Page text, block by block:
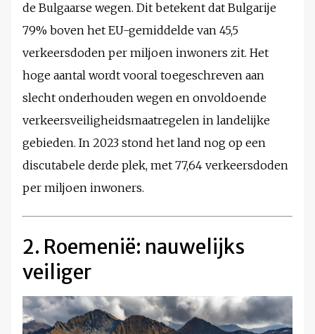
de Bulgaarse wegen. Dit betekent dat Bulgarije
79% boven het EU-gemiddelde van 45,5
verkeersdoden per miljoen inwoners zit. Het
hoge aantal wordt vooral toegeschreven aan
slecht onderhouden wegen en onvoldoende
verkeersveiligheidsmaatregelen in landelijke
gebieden. In 2023 stond het land nog op een
discutabele derde plek, met 77,64 verkeersdoden
per miljoen inwoners.
2. Roemenië: nauwelijks
veiliger